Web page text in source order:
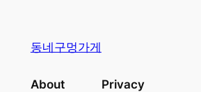
동네구멍가게
About Privacy